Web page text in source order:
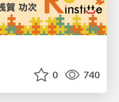
0 740